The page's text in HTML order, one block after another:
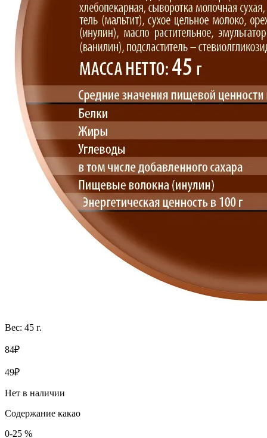
Вес: 45 г.
84₽
49₽
Нет в наличии
Содержание какао
0-25 %